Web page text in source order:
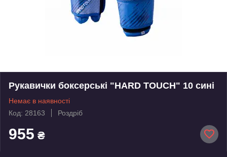
Рукавички боксерські "HARD TOUCH" 10 сині
Немає в наявності
Код: 28163
Роздріб
955 ₴